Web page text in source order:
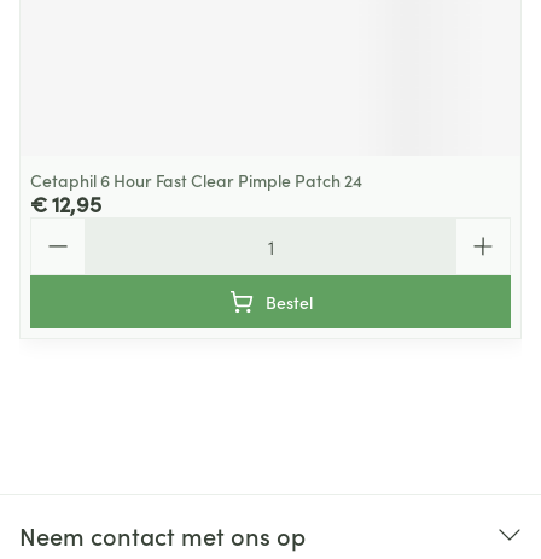
Cetaphil 6 Hour Fast Clear Pimple Patch 24
€ 12,95
Bestel
Neem contact met ons op